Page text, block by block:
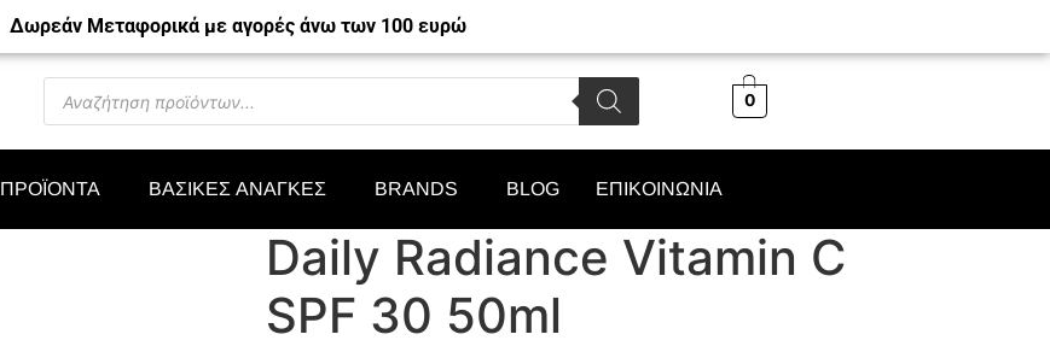
Δωρεάν Μεταφορικά με αγορές άνω των 100 ευρώ
0
ΠΡΟΪΟΝΤΑ ΒΑΣΙΚΕΣ ΑΝΑΓΚΕΣ BRANDS BLOG ΕΠΙΚΟΙΝΩΝΙΑ
Daily Radiance Vitamin C
SPF 30 50ml